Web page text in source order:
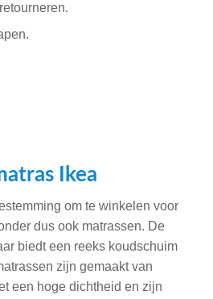
Ikea
om te winkelen voor
dus ook matrassen. De
biedt een reeks koudschuim
zijn gemaakt van
een hoge dichtheid en zijn